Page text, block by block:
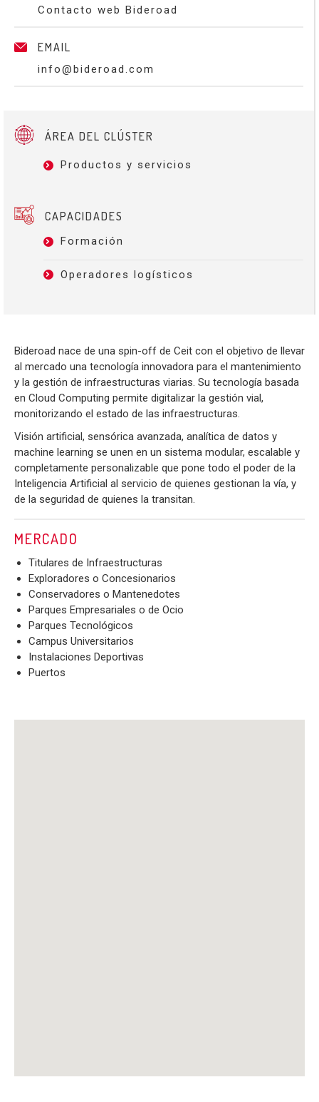
Contacto web Bideroad
EMAIL
info@bideroad.com
ÁREA DEL CLÚSTER
Productos y servicios
CAPACIDADES
Formación
Operadores logísticos
Bideroad nace de una spin-off de Ceit con el objetivo de llevar
al mercado una tecnología innovadora para el mantenimiento
y la gestión de infraestructuras viarias. Su tecnología basada
en Cloud Computing permite digitalizar la gestión vial,
monitorizando el estado de las infraestructuras.
Visión artificial, sensórica avanzada, analítica de datos y
machine learning se unen en un sistema modular, escalable y
completamente personalizable que pone todo el poder de la
Inteligencia Artificial al servicio de quienes gestionan la vía, y
de la seguridad de quienes la transitan.
MERCADO
Titulares de Infraestructuras
Exploradores o Concesionarios
Conservadores o Mantenedotes
Parques Empresariales o de Ocio
Parques Tecnológicos
Campus Universitarios
Instalaciones Deportivas
Puertos